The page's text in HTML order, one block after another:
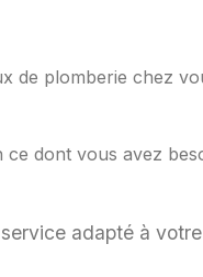
de plomberie chez
dont vous avez
adapté à